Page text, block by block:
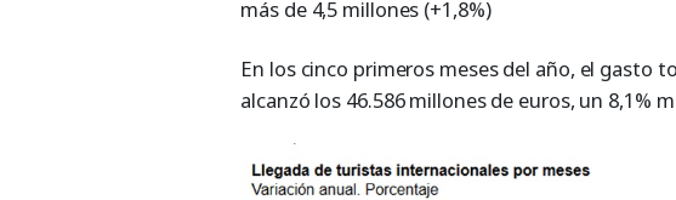
más de 4,5 millones (+1,8%)
En los cinco primeros meses del año, el gasto
alcanzó los 46.586 millones de euros, un 8,1%